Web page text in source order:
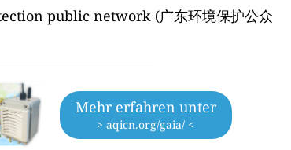
public network (广东环境保护公众
Mehr erfahren unter
> aqicn.org/gaia/ <